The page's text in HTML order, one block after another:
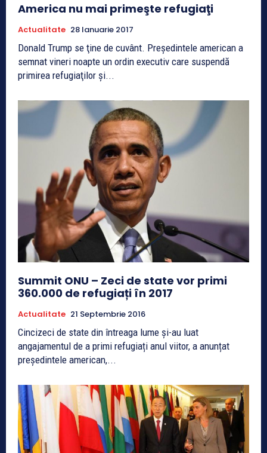
America nu mai primeşte refugiaţi
Actualitate 28 Ianuarie 2017
Donald Trump se ţine de cuvânt. Preşedintele american a
semnat vineri noapte un ordin executiv care suspendă
primirea refugiaţilor şi...
Summit ONU – Zeci de state vor primi
360.000 de refugiați în 2017
Actualitate 21 Septembrie 2016
Cincizeci de state din întreaga lume și-au luat
angajamentul de a primi refugiați anul viitor, a anunțat
președintele american,...